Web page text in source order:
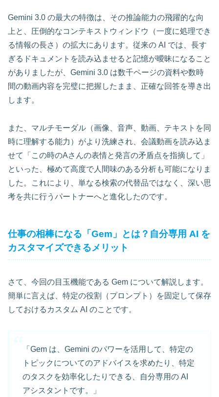
Gemini 3.0 の最大の特徴は、その推論能力の飛躍的な向
上と、圧倒的なコンテキストウィンドウ（一度に処理でき
る情報の長さ）の拡大にあります。従来の AI では、長す
ぎるドキュメントを読み込ませると記憶が曖昧になること
がありましたが、Gemini 3.0 は数千ページの資料や数時
間の動画内容を完璧に把握したまま、正確な回答を導き出
します。
また、マルチモーダル（画像、音声、動画、テキストを同
時に理解する能力）がより洗練され、会議動画を読み込ま
せて「この時のAさんの表情と発言の矛盾点を指摘して」
といった、極めて高度で人間味のある分析も可能になりま
した。これにより、単なる検索の代替品ではなく、深い思
考を共に行うパートナーへと進化したのです。
仕事の相棒になる「Gem」とは？自分専用 AI を
カスタマイズできるメリット
さて、今回の目玉機能である Gem について解説します。
簡単に言えば、特定の役割（プロンプト）を固定して保存
しておけるカスタム AI のことです。
「Gem は、Gemini のパワーを活用して、特定の
トピックについてのアドバイスを求めたり、特定
のタスクを効率化したりできる、自分専用の AI
アシスタントです。」